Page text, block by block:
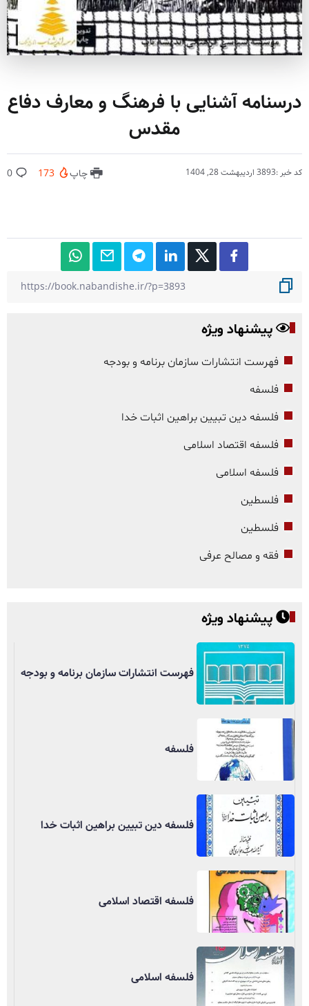
درسنامه آشنایی با فرهنگ و معارف دفاع
مقدس
کد خبر :3893 اردیبهشت 28, 1404 چاپ 173
0
پیشنهاد ویژه
فهرست انتشارات سازمان برنامه و بودجه
فلسفه
فلسفه دین تبیین براهین اثبات خدا
فلسفه اقتصاد اسلامی
فلسفه اسلامی
فلسطین
فلسطین
فقه و مصالح عرفی
پیشنهاد ویژه
فهرست انتشارات سازمان برنامه و بودجه
فلسفه
فلسفه دین تبیین براهین اثبات خدا
فلسفه اقتصاد اسلامی
فلسفه اسلامی